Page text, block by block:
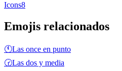
Icons8
Emojis relacionados
🕚Las once en punto
🕝Las dos y media